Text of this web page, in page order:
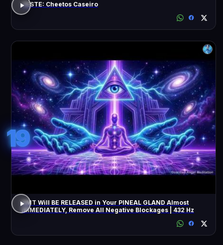
TESTE: Cheetos Caseiro
19
DMT Will BE RELEASED in Your PINEAL GLAND Almost
IMMEDIATELY, Remove All Negative Blockages | 432 Hz